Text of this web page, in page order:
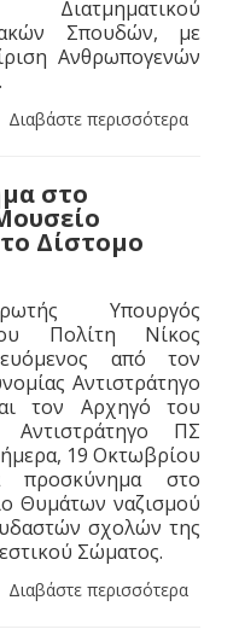
Διατμηματικού
Σπουδών, με
Ανθρωπογενών
Διαβάστε περισσότερα
στο
Δίστομο
Υπουργός
Πολίτη Νίκος
από τον
Αντιστράτηγο
τον Αρχηγό του
Αντιστράτηγο ΠΣ
19 Οκτωβρίου
προσκύνημα στο
Θυμάτων ναζισμού
σχολών της
Σώματος.
Διαβάστε περισσότερα